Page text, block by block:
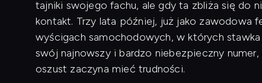
tajniki swojego fachu, ale gdy ta zbliża się do
kontakt. Trzy lata później, już jako zawodowa
wyścigach samochodowych, w których
swój najnowszy i bardzo niebezpieczny
oszust zaczyna mieć trudności.